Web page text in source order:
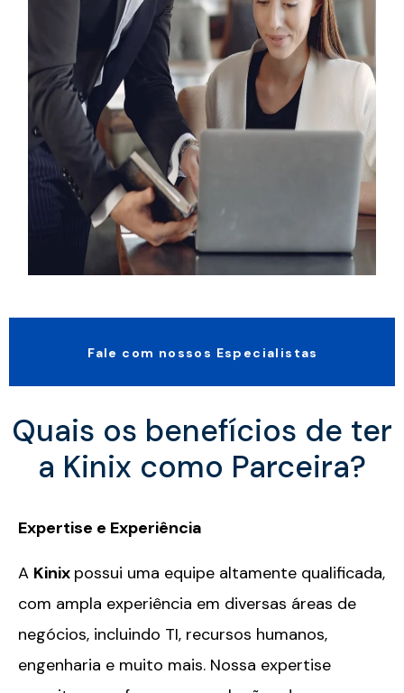
Fale com nossos Especialistas
Quais os benefícios de ter
a Kinix como Parceira?
Expertise e Experiência
A Kinix possui uma equipe altamente qualificada,
com ampla experiência em diversas áreas de
negócios, incluindo TI, recursos humanos,
engenharia e muito mais. Nossa expertise